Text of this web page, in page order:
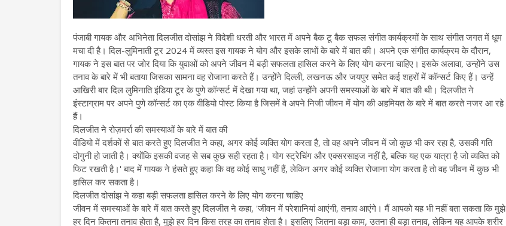
पंजाबी गायक और अभिनेता दिलजीत दोसांझ ने विदेशी धरती और भारत में अपने बैक टू बैक सफल संगीत कार्यक्रमों के साथ संगीत जगत में धूम
मचा दी है। दिल-लुमिनाती टूर 2024 में व्यस्त इस गायक ने योग और इसके लाभों के बारे में बात की। अपने एक संगीत कार्यक्रम के दौरान,
गायक ने इस बात पर जोर दिया कि युवाओं को अपने जीवन में बड़ी सफलता हासिल करने के लिए योग करना चाहिए। इसके अलावा, उन्होंने उस
तनाव के बारे में भी बताया जिसका सामना वह रोजाना करते हैं। उन्होंने दिल्ली, लखनऊ और जयपुर समेत कई शहरों में कॉन्सर्ट किए हैं। उन्हें
आखिरी बार दिल लुमिनाति इंडिया टूर के पुणे कॉन्सर्ट में देखा गया था, जहां उन्होंने अपनी समस्याओं के बारे में बात की थी। दिलजीत ने
इंस्टाग्राम पर अपने पुणे कॉन्सर्ट का एक वीडियो पोस्ट किया है जिसमें वे अपने निजी जीवन में योग की अहमियत के बारे में बात करते नजर आ रहे
हैं।
दिलजीत ने रोज़मर्रा की समस्याओं के बारे में बात की
वीडियो में दर्शकों से बात करते हुए दिलजीत ने कहा, अगर कोई व्यक्ति योग करता है, तो वह अपने जीवन में जो कुछ भी कर रहा है, उसकी गति
दोगुनी हो जाती है। क्योंकि इसकी वजह से सब कुछ सही रहता है। योग स्ट्रेचिंग और एक्सरसाइज नहीं है, बल्कि यह एक यात्रा है जो व्यक्ति को
फिट रखती है।' बाद में गायक ने हंसते हुए कहा कि वह कोई साधु नहीं हैं, लेकिन अगर कोई व्यक्ति रोजाना योग करता है तो वह जीवन में कुछ भी
हासिल कर सकता है।
दिलजीत दोसांझ ने कहा बड़ी सफलता हासिल करने के लिए योग करना चाहिए
जीवन में समस्याओं के बारे में बात करते हुए दिलजीत ने कहा, 'जीवन में परेशानियां आएंगी, तनाव आएंगे। मैं आपको यह भी नहीं बता सकता कि मुझे
हर दिन कितना तनाव होता है, मुझे हर दिन किस तरह का तनाव होता है। इसलिए जितना बड़ा काम, उतना ही बड़ा तनाव, लेकिन यह आपके शरीर